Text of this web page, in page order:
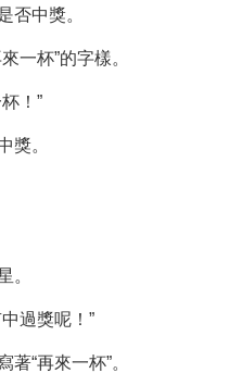
否中獎。
一杯”的字樣。
！”
獎。
。
過獎呢！”
“再來一杯”。